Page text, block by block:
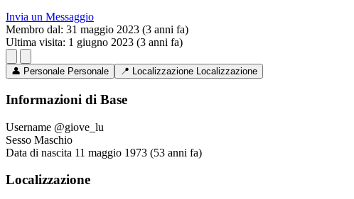
Invia un Messaggio
Membro dal: 31 maggio 2023 (3 anni fa)
Ultima visita: 1 giugno 2023 (3 anni fa)
👤 Personale Personale 📍 Localizzazione Localizzazione
Informazioni di Base
Username @giove_lu
Sesso Maschio
Data di nascita 11 maggio 1973 (53 anni fa)
Localizzazione